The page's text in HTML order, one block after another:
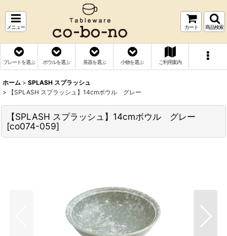
メニュー カート 商品検索
プレートを選ぶ ボウルを選ぶ 茶器を選ぶ 小物を選ぶ ご利用案内
ホーム > SPLASH スプラッシュ
>
【SPLASH スプラッシュ】14cmボウル グレー
【SPLASH スプラッシュ】14cmボウル グレー
[co074-059]